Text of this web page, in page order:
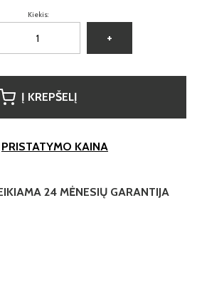
Kiekis:
+
Į KREPŠELĮ
PRISTATYMO KAINA
24 MĖNESIŲ GARANTIJA